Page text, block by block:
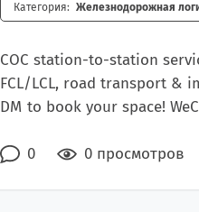
Категория: Железнодорожная
COC station-to-station
FCL/LCL, road transport &
DM to book your space!
0 0 просмотров